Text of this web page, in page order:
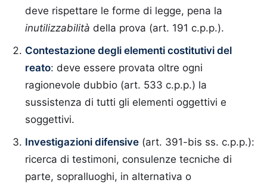
deve rispettare le forme di legge, pena la
inutilizzabilità della prova (art. 191 c.p.p.).
Contestazione degli elementi costitutivi del
reato: deve essere provata oltre ogni
ragionevole dubbio (art. 533 c.p.p.) la
sussistenza di tutti gli elementi oggettivi e
soggettivi.
Investigazioni difensive (art. 391-bis ss. c.p.p.):
ricerca di testimoni, consulenze tecniche di
parte, sopralluoghi, in alternativa o